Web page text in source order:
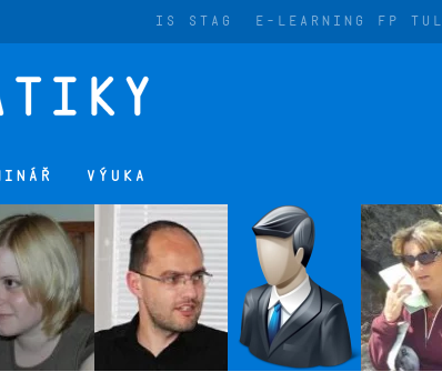
IS STAG E-LEARNING FP TUL
VÝUKA